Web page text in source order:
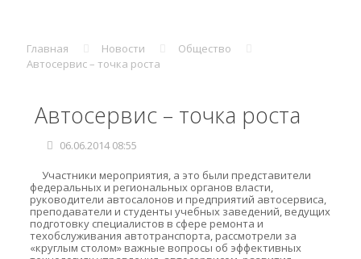
Главная Новости
Общество
Автосервис – точка роста
Автосервис – точка роста
06.06.2014 08:55
Участники мероприятия, а это были представители
федеральных и региональных органов власти,
руководители автосалонов и предприятий автосервиса,
преподаватели и студенты учебных заведений, ведущих
подготовку специалистов в сфере ремонта и
техобслуживания автотранспорта, рассмотрели за
«круглым столом» важные вопросы об эффективных